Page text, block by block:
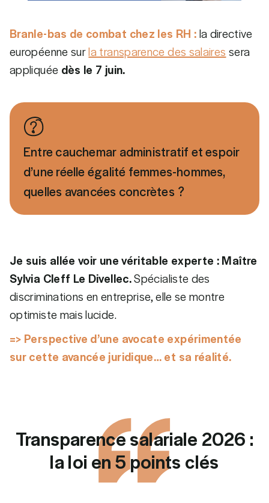
Branle-bas de combat chez les RH :la directive
européenne surla transparence des salaires sera
appliquée dès le 7 juin.
Entre cauchemar administratif et espoir
d’une réelle égalité femmes-hommes,
quelles avancées concrètes ?
Je suis allée voir une véritable experte : Maître
Sylvia Cleff Le Divellec.Spécialiste des
discriminations en entreprise, elle se montre
optimiste mais lucide.
=> Perspective d’une avocate expérimentée
sur cette avancée juridique… et sa réalité.
Transparence salariale 2026 :
la loi en 5 points clés